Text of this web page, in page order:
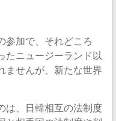
参加で、それどころ
たニュージーランド以
ませんが、新たな世界
は、日韓相互の法制度